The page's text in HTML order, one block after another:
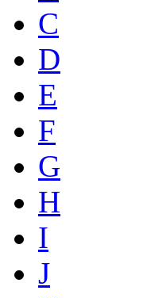
C
D
E
F
G
H
I
J